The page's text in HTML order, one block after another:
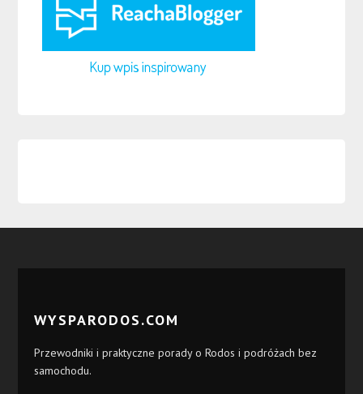
WYSPARODOS.COM
Przewodniki i praktyczne porady o Rodos i podróżach bez
samochodu.